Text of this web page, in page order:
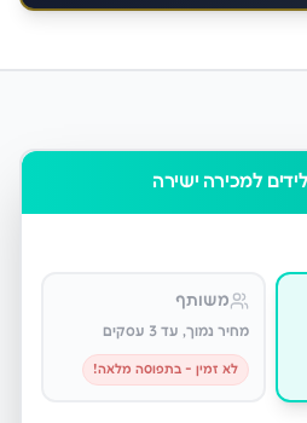
למכירה ישירה
משותף
מחיר נמוך, עד 3 עסקים
לא זמין - בתפוסה מלאה!